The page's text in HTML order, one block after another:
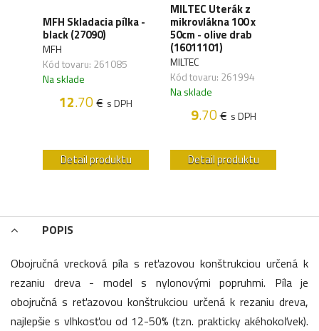
MFH Skladacia pílka -
black (27090)
MFH
Kód tovaru: 261085
Na sklade
12.70€ s DPH
Detail produktu
MILTEC Uterák z
mikrovlákna 100 x
50cm - olive drab
(16011101)
MILTEC
Kód tovaru: 261994
Na sklade
9.70€ s DPH
Detail produktu
POPIS
Obojručná vrecková píla s reťazovou konštrukciou určená k
rezaniu dreva - model s nylonovými popruhmi. Píla je
obojručná s reťazovou konštrukciou určená k rezaniu dreva,
najlepšie s vlhkosťou od 12-50% (tzn. prakticky akéhokoľvek).